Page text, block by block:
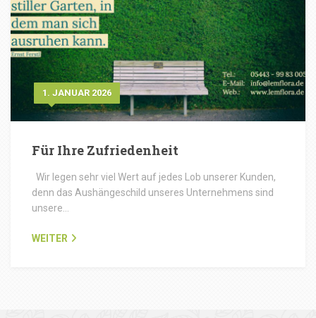
1. JANUAR 2026
Für Ihre Zufriedenheit
Wir legen sehr viel Wert auf jedes Lob unserer Kunden,
denn das Aushängeschild unseres Unternehmens sind
unsere…
WEITER